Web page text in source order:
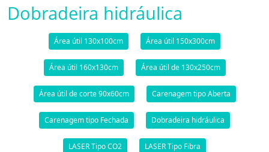
Dobradeira hidráulica
Área útil 130x100cm Área útil 150x300cm
Área útil 160x130cm Área útil de 130x250cm
Área útil de corte 90x60cm Carenagem tipo Aberta
Carenagem tipo Fechada Dobradeira hidráulica
LASER Tipo CO2 LASER Tipo Fibra